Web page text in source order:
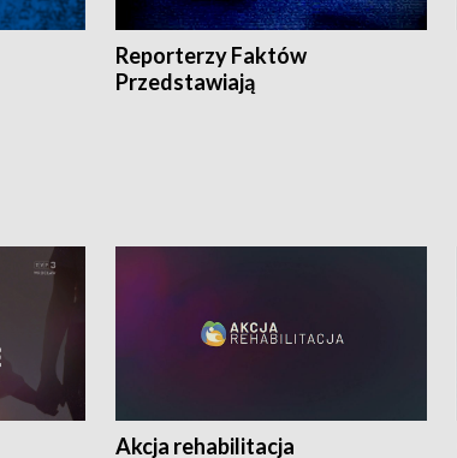
Reporterzy Faktów
Przedstawiają
Akcja rehabilitacja